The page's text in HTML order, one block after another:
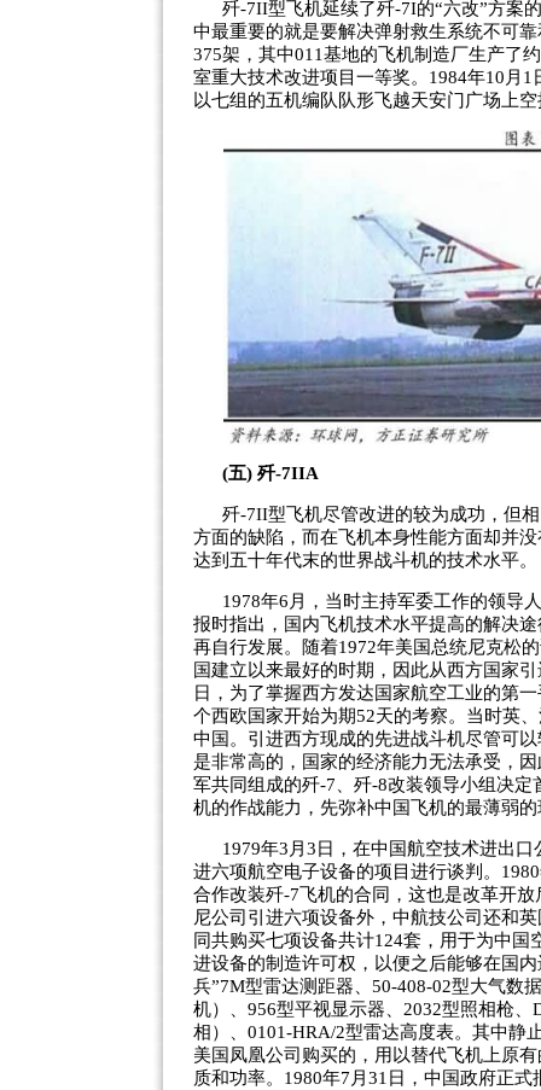
歼-7II型飞机延续了歼-7I的“六改”方案
中最重要的就是要解决弹射救生系统不可
375架，其中011基地的飞机制造厂生产了
室重大技术改进项目一等奖。1984年10月
以七组的五机编队队形飞越天安门广场上
(五) 歼-7IIA
歼-7II型飞机尽管改进的较为成功，但
方面的缺陷，而在飞机本身性能方面却并
达到五十年代末的世界战斗机的技术水平。
1978年6月，当时主持军委工作的领导
报时指出，国内飞机技术水平提高的解决
再自行发展。随着1972年美国总统尼克松
国建立以来最好的时期，因此从西方国家
日，为了掌握西方发达国家航空工业的第
个西欧国家开始为期52天的考察。当时英
中国。引进西方现成的先进战斗机尽管可
是非常高的，国家的经济能力无法承受，
军共同组成的歼-7、歼-8改装领导小组决
机的作战能力，先弥补中国飞机的最薄弱
1979年3月3日，在中国航空技术进出
进六项航空电子设备的项目进行谈判。
合作改装歼-7飞机的合同，这也是改革开
尼公司引进六项设备外，中航技公司还和
同共购买七项设备共计124套，用于为中
进设备的制造许可权，以便之后能够在国
兵”7M型雷达测距器、50-408-02型大气数
机）、956型平视显示器、2032型照相枪
相）、0101-HRA/2型雷达高度表。其中静
美国凤凰公司购买的，用以替代飞机上原
质和功率。1980年7月31日，中国政府正